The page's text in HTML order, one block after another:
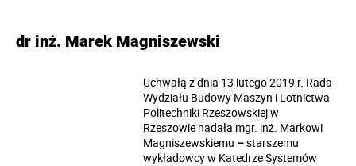
dr inż. Marek Magniszewski
Uchwałą z dnia 13 lutego 2019 r. Rada
Wydziału Budowy Maszyn i Lotnictwa
Politechniki Rzeszowskiej w
Rzeszowie nadała mgr. inż. Markowi
Magniszewskiemu –starszemu
wykładowcy w Katedrze Systemów